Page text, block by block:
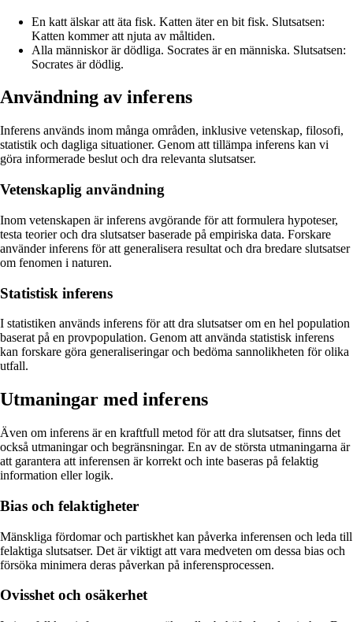
En katt älskar att äta fisk. Katten äter en bit fisk. Slutsatsen:
Katten kommer att njuta av måltiden.
Alla människor är dödliga. Socrates är en människa. Slutsatsen:
Socrates är dödlig.
Användning av inferens
Inferens används inom många områden, inklusive vetenskap, filosofi,
statistik och dagliga situationer. Genom att tillämpa inferens kan vi
göra informerade beslut och dra relevanta slutsatser.
Vetenskaplig användning
Inom vetenskapen är inferens avgörande för att formulera hypoteser,
testa teorier och dra slutsatser baserade på empiriska data. Forskare
använder inferens för att generalisera resultat och dra bredare slutsatser
om fenomen i naturen.
Statistisk inferens
I statistiken används inferens för att dra slutsatser om en hel population
baserat på en provpopulation. Genom att använda statistisk inferens
kan forskare göra generaliseringar och bedöma sannolikheten för olika
utfall.
Utmaningar med inferens
Även om inferens är en kraftfull metod för att dra slutsatser, finns det
också utmaningar och begränsningar. En av de största utmaningarna är
att garantera att inferensen är korrekt och inte baseras på felaktig
information eller logik.
Bias och felaktigheter
Mänskliga fördomar och partiskhet kan påverka inferensen och leda till
felaktiga slutsatser. Det är viktigt att vara medveten om dessa bias och
försöka minimera deras påverkan på inferensprocessen.
Ovisshet och osäkerhet